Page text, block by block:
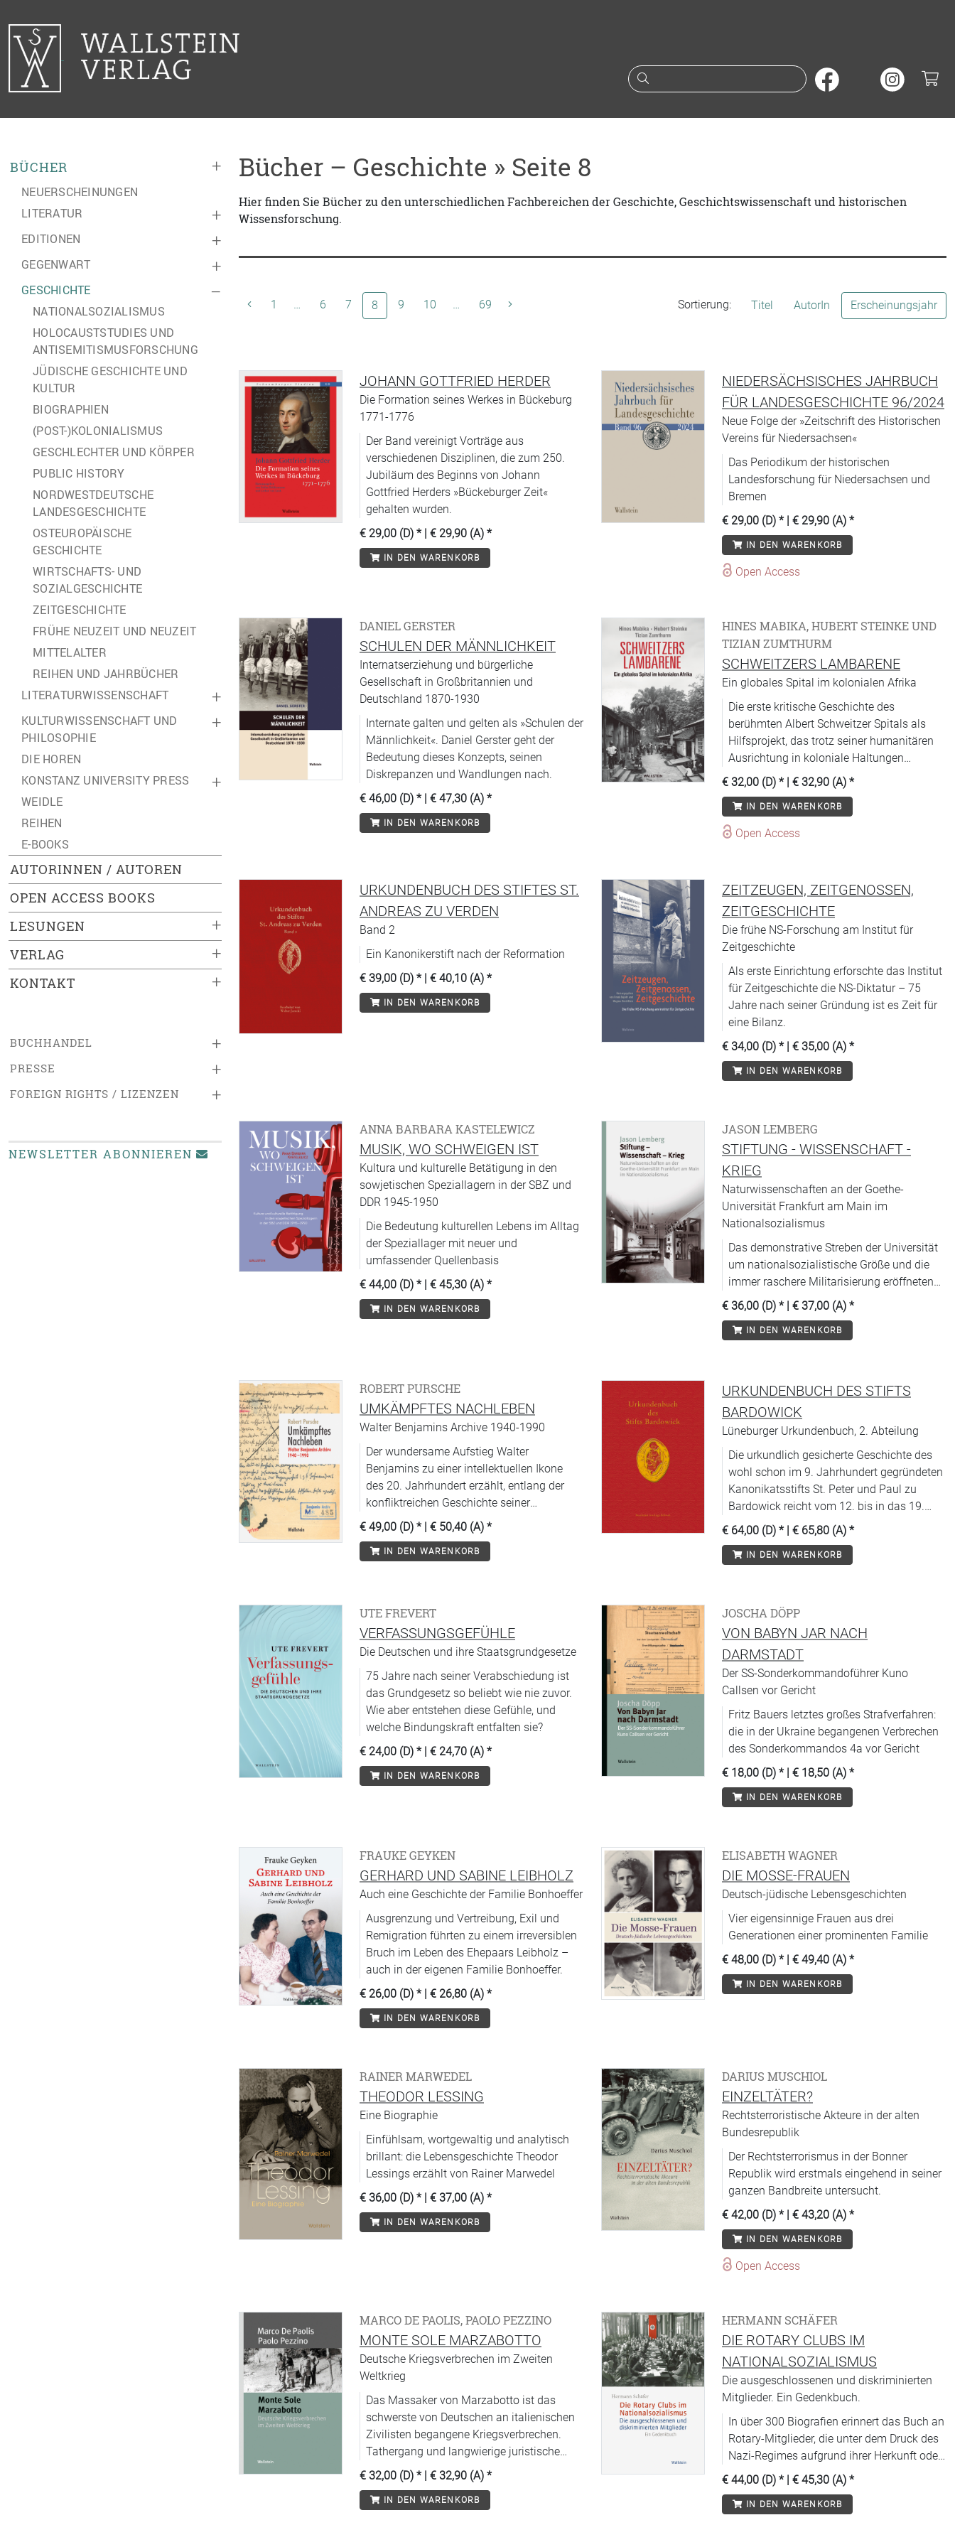
Suche nach Büchern oder
+
BÜCHER
NEUERSCHEINUNGEN
+
LITERATUR
+
EDITIONEN
+
GEGENWART
–
GESCHICHTE
NATIONALSOZIALISMUS
HOLOCAUSTSTUDIES UND
ANTISEMITISMUSFORSCHUNG
JÜDISCHE GESCHICHTE UND
KULTUR
BIOGRAPHIEN
(POST-)KOLONIALISMUS
GESCHLECHTER UND KÖRPER
PUBLIC HISTORY
NORDWESTDEUTSCHE
LANDESGESCHICHTE
OSTEUROPÄISCHE
GESCHICHTE
WIRTSCHAFTS- UND
SOZIALGESCHICHTE
ZEITGESCHICHTE
FRÜHE NEUZEIT UND NEUZEIT
MITTELALTER
REIHEN UND JAHRBÜCHER
+
LITERATURWISSENSCHAFT
+
KULTURWISSENSCHAFT UND
PHILOSOPHIE
DIE HOREN
+
KONSTANZ UNIVERSITY PRESS
WEIDLE
REIHEN
E-BOOKS
AUTORINNEN / AUTOREN
OPEN ACCESS BOOKS
+
LESUNGEN
+
VERLAG
+
KONTAKT
+
BUCHHANDEL
+
PRESSE
+
FOREIGN RIGHTS / LIZENZEN
NEWSLETTER ABONNIEREN
Bücher – Geschichte » Seite 8
Hier finden Sie Bücher zu den unterschiedlichen Fachbereichen der Geschichte, Geschichtswissenschaft und historischen
Wissensforschung.
1 … 6 7 8 (aktuelle Seite)
9 10 … 69 Sortierung: Titel AutorIn Erscheinungsjahr
JOHANN GOTTFRIED HERDER
Die Formation seines Werkes in Bückeburg
1771-1776
Der Band vereinigt Vorträge aus
verschiedenen Disziplinen, die zum 250.
Jubiläum des Beginns von Johann
Gottfried Herders »Bückeburger Zeit«
gehalten wurden.
€ 29,00 (D) * | € 29,90 (A) *
IN DEN WARENKORB
NIEDERSÄCHSISCHES JAHRBUCH
FÜR LANDESGESCHICHTE 96/2024
Neue Folge der »Zeitschrift des Historischen
Vereins für Niedersachsen«
Das Periodikum der historischen
Landesforschung für Niedersachsen und
Bremen
€ 29,00 (D) * | € 29,90 (A) *
IN DEN WARENKORB
Open Access
DANIEL GERSTER
SCHULEN DER MÄNNLICHKEIT
Internatserziehung und bürgerliche
Gesellschaft in Großbritannien und
Deutschland 1870-1930
Internate galten und gelten als »Schulen der
Männlichkeit«. Daniel Gerster geht der
Bedeutung dieses Konzepts, seinen
Diskrepanzen und Wandlungen nach.
€ 46,00 (D) * | € 47,30 (A) *
IN DEN WARENKORB
HINES MABIKA, HUBERT STEINKE UND
TIZIAN ZUMTHURM
SCHWEITZERS LAMBARENE
Ein globales Spital im kolonialen Afrika
Die erste kritische Geschichte des
berühmten Albert Schweitzer Spitals als
Hilfsprojekt, das trotz seiner humanitären
Ausrichtung in koloniale Haltungen
verstrickt blieb.
€ 32,00 (D) * | € 32,90 (A) *
IN DEN WARENKORB
Open Access
URKUNDENBUCH DES STIFTES ST.
ANDREAS ZU VERDEN
Band 2
Ein Kanonikerstift nach der Reformation
€ 39,00 (D) * | € 40,10 (A) *
IN DEN WARENKORB
ZEITZEUGEN, ZEITGENOSSEN,
ZEITGESCHICHTE
Die frühe NS-Forschung am Institut für
Zeitgeschichte
Als erste Einrichtung erforschte das Institut
für Zeitgeschichte die NS-Diktatur – 75
Jahre nach seiner Gründung ist es Zeit für
eine Bilanz.
€ 34,00 (D) * | € 35,00 (A) *
IN DEN WARENKORB
ANNA BARBARA KASTELEWICZ
MUSIK, WO SCHWEIGEN IST
Kultura und kulturelle Betätigung in den
sowjetischen Speziallagern in der SBZ und
DDR 1945-1950
Die Bedeutung kulturellen Lebens im Alltag
der Speziallager mit neuer und
umfassender Quellenbasis
€ 44,00 (D) * | € 45,30 (A) *
IN DEN WARENKORB
JASON LEMBERG
STIFTUNG - WISSENSCHAFT -
KRIEG
Naturwissenschaften an der Goethe-
Universität Frankfurt am Main im
Nationalsozialismus
Das demonstrative Streben der Universität
um nationalsozialistische Größe und die
immer raschere Militarisierung eröffneten
Naturwissenschaftlern in Frankfurt am
Main bisher ungeahnte Möglichkeiten.
€ 36,00 (D) * | € 37,00 (A) *
IN DEN WARENKORB
ROBERT PURSCHE
UMKÄMPFTES NACHLEBEN
Walter Benjamins Archive 1940-1990
Der wundersame Aufstieg Walter
Benjamins zu einer intellektuellen Ikone
des 20. Jahrhundert erzählt, entlang der
konfliktreichen Geschichte seiner
zerstreuten Nachlassbestände.
€ 49,00 (D) * | € 50,40 (A) *
IN DEN WARENKORB
URKUNDENBUCH DES STIFTS
BARDOWICK
Lüneburger Urkundenbuch, 2. Abteilung
Die urkundlich gesicherte Geschichte des
wohl schon im 9. Jahrhundert gegründeten
Kanonikatsstifts St. Peter und Paul zu
Bardowick reicht vom 12. bis in das 19.
Jahrhundert.
€ 64,00 (D) * | € 65,80 (A) *
IN DEN WARENKORB
UTE FREVERT
VERFASSUNGSGEFÜHLE
Die Deutschen und ihre Staatsgrundgesetze
75 Jahre nach seiner Verabschiedung ist
das Grundgesetz so beliebt wie nie zuvor.
Wie aber entstehen diese Gefühle, und
welche Bindungskraft entfalten sie?
€ 24,00 (D) * | € 24,70 (A) *
IN DEN WARENKORB
JOSCHA DÖPP
VON BABYN JAR NACH
DARMSTADT
Der SS-Sonderkommandoführer Kuno
Callsen vor Gericht
Fritz Bauers letztes großes Strafverfahren:
die in der Ukraine begangenen Verbrechen
des Sonderkommandos 4a vor Gericht
€ 18,00 (D) * | € 18,50 (A) *
IN DEN WARENKORB
FRAUKE GEYKEN
GERHARD UND SABINE LEIBHOLZ
Auch eine Geschichte der Familie Bonhoeffer
Ausgrenzung und Vertreibung, Exil und
Remigration führten zu einem irreversiblen
Bruch im Leben des Ehepaars Leibholz –
auch in der eigenen Familie Bonhoeffer.
€ 26,00 (D) * | € 26,80 (A) *
IN DEN WARENKORB
ELISABETH WAGNER
DIE MOSSE-FRAUEN
Deutsch-jüdische Lebensgeschichten
Vier eigensinnige Frauen aus drei
Generationen einer prominenten Familie
€ 48,00 (D) * | € 49,40 (A) *
IN DEN WARENKORB
RAINER MARWEDEL
THEODOR LESSING
Eine Biographie
Einfühlsam, wortgewaltig und analytisch
brillant: die Lebensgeschichte Theodor
Lessings erzählt von Rainer Marwedel
€ 36,00 (D) * | € 37,00 (A) *
IN DEN WARENKORB
DARIUS MUSCHIOL
EINZELTÄTER?
Rechtsterroristische Akteure in der alten
Bundesrepublik
Der Rechtsterrorismus in der Bonner
Republik wird erstmals eingehend in seiner
ganzen Bandbreite untersucht.
€ 42,00 (D) * | € 43,20 (A) *
IN DEN WARENKORB
Open Access
MARCO DE PAOLIS, PAOLO PEZZINO
MONTE SOLE MARZABOTTO
Deutsche Kriegsverbrechen im Zweiten
Weltkrieg
Das Massaker von Marzabotto ist das
schwerste von Deutschen an italienischen
Zivilisten begangene Kriegsverbrechen.
Tathergang und langwierige juristische
Aufarbeitung werden hier rekonstruiert.
€ 32,00 (D) * | € 32,90 (A) *
IN DEN WARENKORB
HERMANN SCHÄFER
DIE ROTARY CLUBS IM
NATIONALSOZIALISMUS
Die ausgeschlossenen und diskriminierten
Mitglieder. Ein Gedenkbuch.
In über 300 Biografien erinnert das Buch an
Rotary-Mitglieder, die unter dem Druck des
Nazi-Regimes aufgrund ihrer Herkunft oder
politischen Einstellung aus deutschen und
österreichischen Clubs ausgeschlossen
wurden.
€ 44,00 (D) * | € 45,30 (A) *
IN DEN WARENKORB